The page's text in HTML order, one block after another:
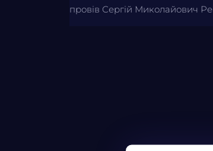
провів Сергій Миколайович